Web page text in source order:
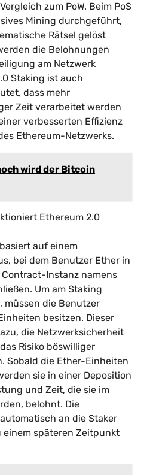
zum PoW. Beim PoS
Mining durchgeführt,
Rätsel gelöst
die Belohnungen
am Netzwerk
Staking ist auch
dass mehr
Zeit verarbeitet werden
verbesserten Effizienz
Ethereum-Netzwerks.
wird der Bitcoin
Ethereum 2.0
auf einem
bei dem Benutzer Ether in
Instanz namens
Um am Staking
müssen die Benutzer
besitzen. Dieser
die Netzwerksicherheit
Risiko böswilliger
Sobald die Ether-Einheiten
sie in einer Deposition
und Zeit, die sie im
belohnt. Die
an die Staker
späteren Zeitpunkt